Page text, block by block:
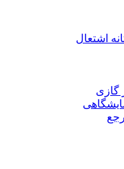
اشتعال
گازی